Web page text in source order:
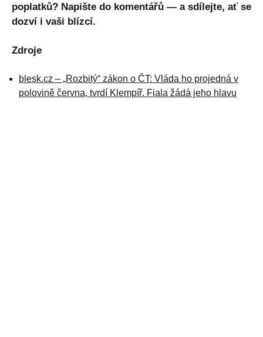
poplatků? Napište do komentářů — a sdílejte, ať se
dozví i vaši blízcí.
Zdroje
blesk.cz – „Rozbitý“ zákon o ČT: Vláda ho projedná v
polovině června, tvrdí Klempíř. Fiala žádá jeho hlavu